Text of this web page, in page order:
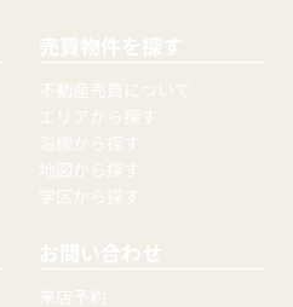
売買物件を探す
不動産売買について
エリアから探す
沿線から探す
地図から探す
学区から探す
お問い合わせ
来店予約